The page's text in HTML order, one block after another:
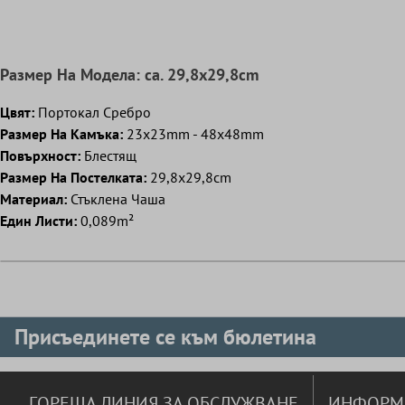
Pазмер Hа Mодела: ca. 29,8x29,8cm
Цвят: Портокал Сребро
Pазмер Hа Kамъка: 23x23mm - 48x48mm
Повърхност: Блестящ
Pазмер Hа Постелката: 29,8x29,8cm
Mатериал: Стъклена Чаша
Eдин Листи: 0,089m²
Присъединете се към бюлетина